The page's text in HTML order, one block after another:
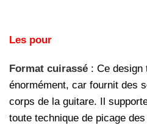
Les pour
Format cuirassé : Ce
énormément, car fournit des
corps de la guitare. Il
toute technique de picage